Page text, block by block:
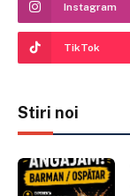
Instagram
TikTok
Stiri noi